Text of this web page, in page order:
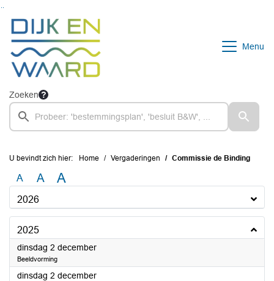
Menu
Zoeken
U bevindt zich hier: Home Vergaderingen Commissie de Binding
A A A
2026
2025
dinsdag 2 december2025
Beeldvorming
dinsdag 2 december2025